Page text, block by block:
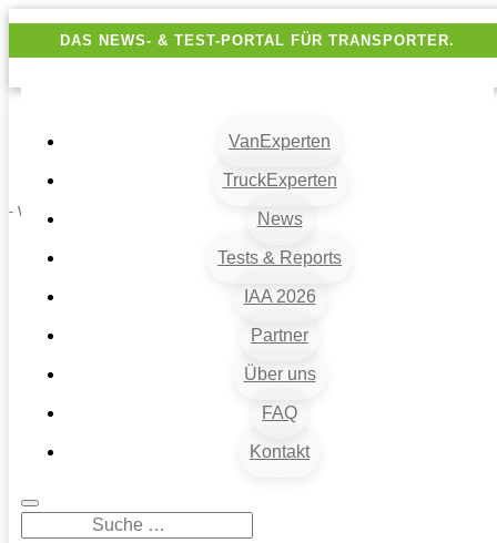
DAS NEWS- & TEST-PORTAL FÜR TRANSPORTER.
VanExperten
TruckExperten
News
Tests & Reports
IAA 2026
Partner
Über uns
FAQ
Kontakt
- Werbung -